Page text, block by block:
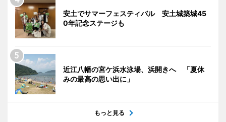
安土でサマーフェスティバル 安土城築城45
0年記念ステージも
近江八幡の宮ケ浜水泳場、浜開きへ 「夏休
みの最高の思い出に」
もっと見る